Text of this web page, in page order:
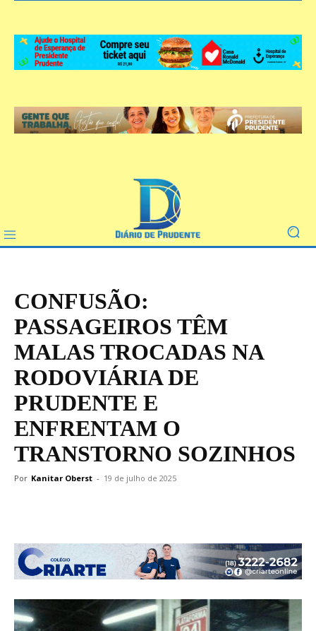
CONFUSÃO:
PASSAGEIROS TÊM
MALAS TROCADAS NA
RODOVIÁRIA DE
PRUDENTE E
ENFRENTAM O
TRANSTORNO SOZINHOS
Por Kanitar Oberst - 19 de julho de 2025